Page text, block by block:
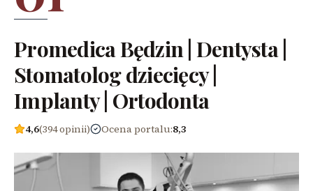
Promedica Będzin | Dentysta |
Stomatolog dziecięcy |
Implanty | Ortodonta
4,6(394 opinii) Ocena portalu:8,3